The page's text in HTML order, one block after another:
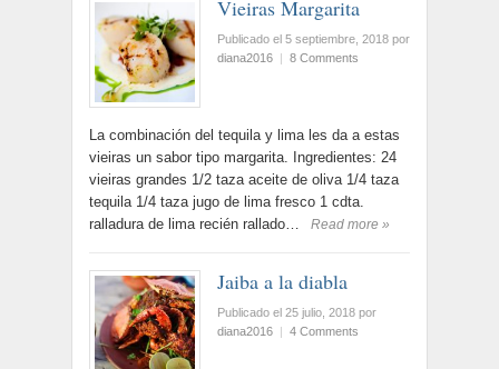
Vieiras Margarita
Publicado el 5 septiembre, 2018 por
diana2016 | 8 Comments
La combinación del tequila y lima les da a estas
vieiras un sabor tipo margarita. Ingredientes: 24
vieiras grandes 1/2 taza aceite de oliva 1/4 taza
tequila 1/4 taza jugo de lima fresco 1 cdta.
ralladura de lima recién rallado…
Read more »
Jaiba a la diabla
Publicado el 25 julio, 2018 por
diana2016 | 4 Comments